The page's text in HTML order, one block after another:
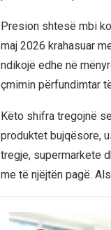
Presion shtesë mbi
maj 2026 krahasuar
ndikojë edhe në
çmimin përfundimtar
Këto shifra tregojnë
produktet bujqësore,
tregje, supermarkete
me të njëjtën pagë.